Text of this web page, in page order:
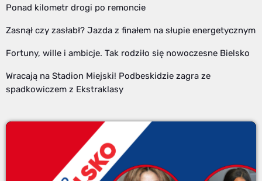
Ponad kilometr drogi po remoncie
Zasnął czy zasłabł? Jazda z finałem na słupie energetycznym
Fortuny, wille i ambicje. Tak rodziło się nowoczesne Bielsko
Wracają na Stadion Miejski! Podbeskidzie zagra ze
spadkowiczem z Ekstraklasy